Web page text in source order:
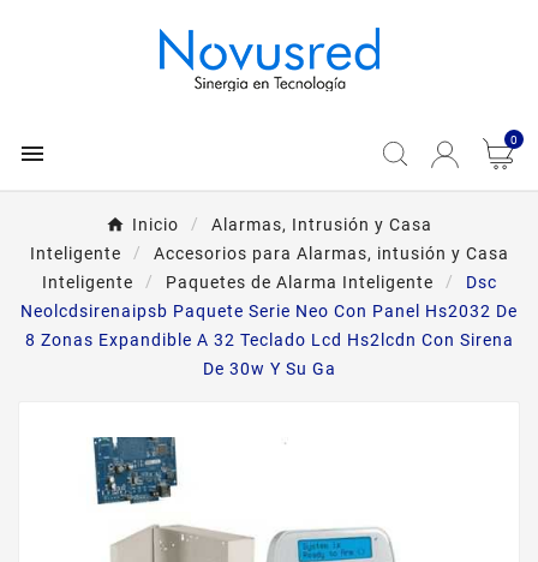
 0
Inicio
Alarmas, Intrusión y Casa
Inteligente
Accesorios para Alarmas, intusión y Casa
Inteligente
Paquetes de Alarma Inteligente
Dsc
Neolcdsirenaipsb Paquete Serie Neo Con Panel Hs2032 De
8 Zonas Expandible A 32 Teclado Lcd Hs2lcdn Con Sirena
De 30w Y Su Ga